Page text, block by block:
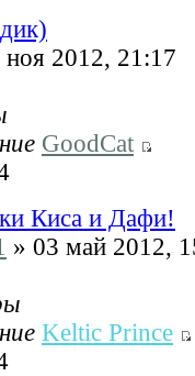
ноя 2012, 21:17
GoodCat
Киса и Дафи!
» 03 май 2012,
Keltic Prince